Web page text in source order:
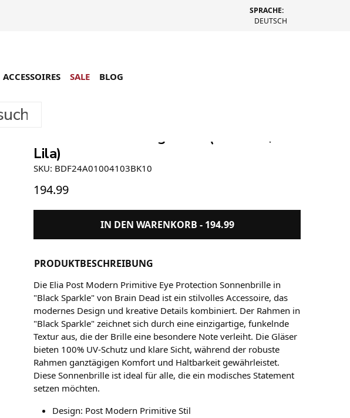
SPRACHE:
DEUTSCH
ACCESSOIRES SALE BLOG
Brain Dead Elia Sunglasses (Schwarz /
Lila)
SKU: BDF24A01004103BK10
194.99
IN DEN WARENKORB - 194.99
PRODUKTBESCHREIBUNG
Die Elia Post Modern Primitive Eye Protection Sonnenbrille in
"Black Sparkle" von Brain Dead ist ein stilvolles Accessoire, das
modernes Design und kreative Details kombiniert. Der Rahmen in
"Black Sparkle" zeichnet sich durch eine einzigartige, funkelnde
Textur aus, die der Brille eine besondere Note verleiht. Die Gläser
bieten 100% UV-Schutz und klare Sicht, während der robuste
Rahmen ganztägigen Komfort und Haltbarkeit gewährleistet.
Diese Sonnenbrille ist ideal für alle, die ein modisches Statement
setzen möchten.
Design: Post Modern Primitive Stil